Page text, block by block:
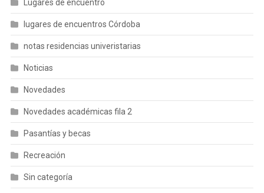
Lugares de encuentro
lugares de encuentros Córdoba
notas residencias univeristarias
Noticias
Novedades
Novedades académicas fila 2
Pasantías y becas
Recreación
Sin categoría